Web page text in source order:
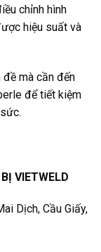
chỉnh hình
hiệu suất và
đề mà cần đến
để tiết kiệm
VIETWELD
Dịch, Cầu Giấy,